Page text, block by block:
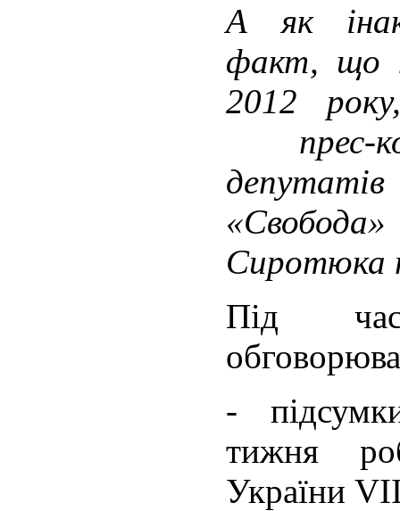
А як
факт, що
2012
прес-
Сиротюка
Під
-
тижня
України